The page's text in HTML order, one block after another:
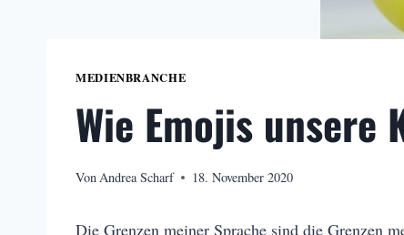
MEDIENBRANCHE
Wie Emojis
VonAndrea Scharf 18. November 2020
Die Grenzen meiner Sprache sind die Grenzen